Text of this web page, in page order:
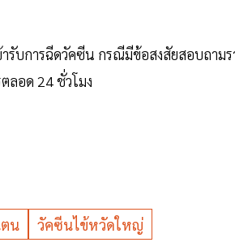
บการฉีดวัคซีน กรณีมีข้อสงสัยสอบถามร
ลอด 24 ชั่วโมง
น
วัคซีนไข้หวัดใหญ่